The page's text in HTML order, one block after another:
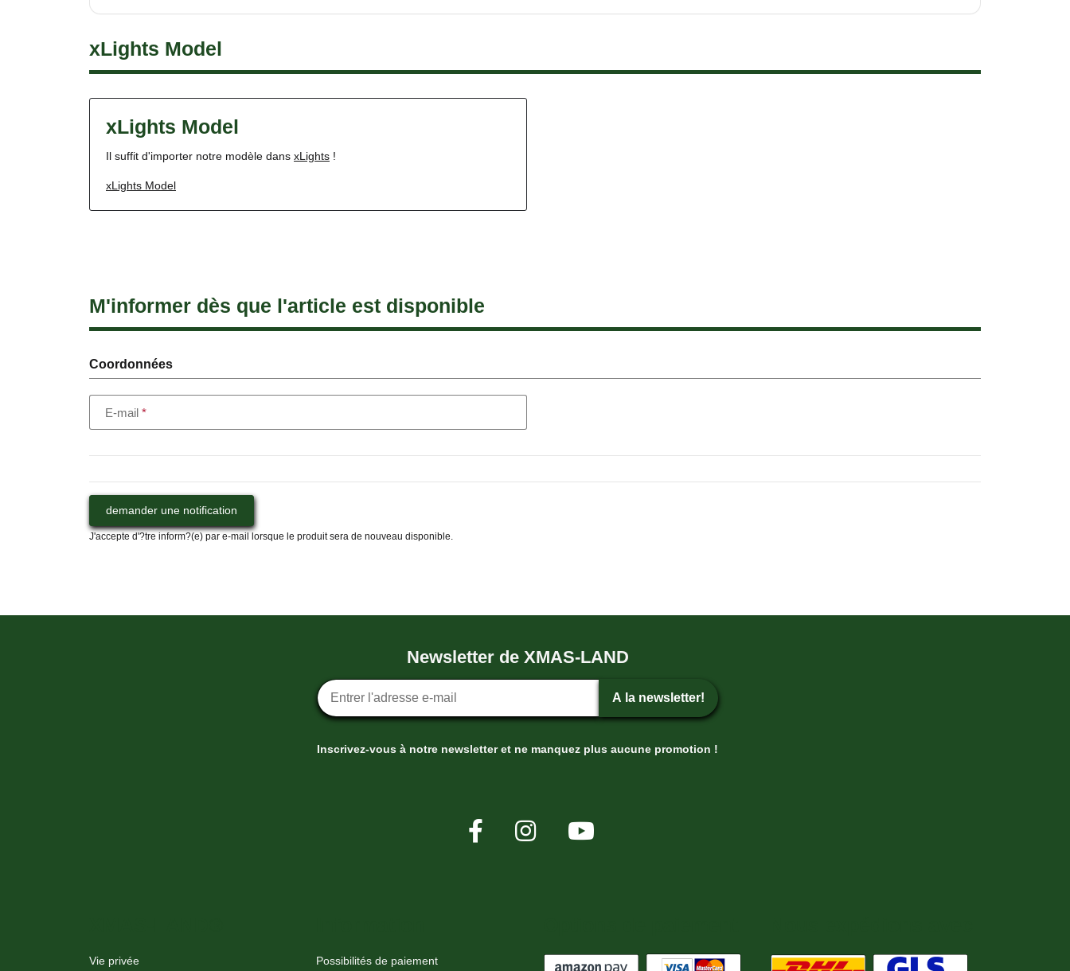
xLights Model
xLights Model
Il suffit d'importer notre modèle dans xLights !
xLights Model
M'informer dès que l'article est disponible
Coordonnées
E-mail
demander une notification
J'accepte d'?tre inform?(e) par e-mail lorsque le produit sera de nouveau disponible.
Newsletter de XMAS-LAND
Inscription ? la newsletter
A la newsletter!
Inscrivez-vous à notre newsletter et ne manquez plus aucune promotion !
Vie privée Possibilités de paiement